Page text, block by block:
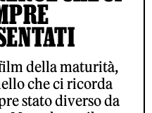
della maturità,
che ci ricorda
stato diverso da